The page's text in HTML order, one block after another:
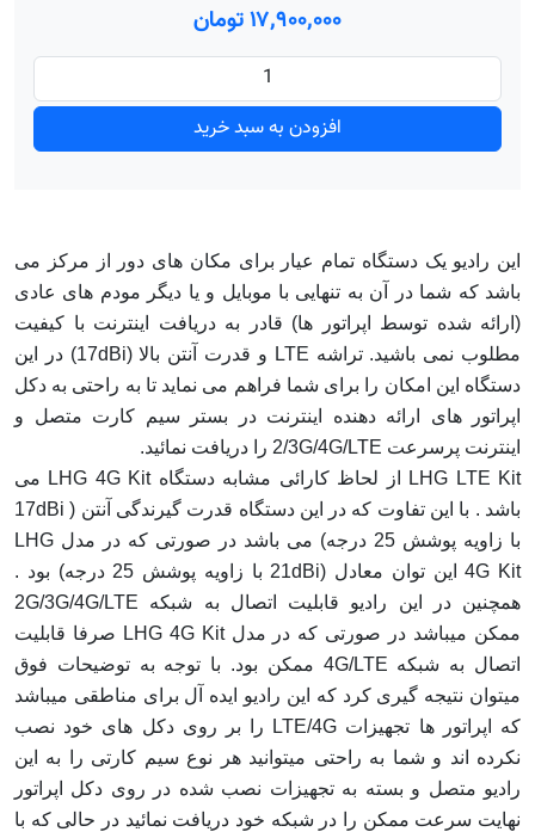
۱۷٬۹۰۰٬۰۰۰ تومان
افزودن به سبد خرید
این رادیو یک دستگاه تمام عیار برای مکان های دور از مرکز می
باشد که شما در آن به تنهایی با موبایل و یا دیگر مودم های عادی
(ارائه شده توسط اپراتور ها) قادر به دریافت اینترنت با کیفیت
مطلوب نمی باشید. تراشه LTE و قدرت آنتن بالا (17dBi) در این
دستگاه این امکان را برای شما فراهم می نماید تا به راحتی به دکل
اپراتور های ارائه دهنده اینترنت در بستر سیم کارت متصل و
اینترنت پرسرعت 2/3G/4G/LTE را دریافت نمائید.
LHG LTE Kit از لحاظ کارائی مشابه دستگاه LHG 4G Kit می
باشد . با این تفاوت که در این دستگاه قدرت گیرندگی آنتن ( 17dBi
با زاویه پوشش 25 درجه) می باشد در صورتی که در مدل LHG
4G Kit این توان معادل (21dBi با زاویه پوشش 25 درجه) بود .
همچنین در این رادیو قابلیت اتصال به شبکه 2G/3G/4G/LTE
ممکن میباشد در صورتی که در مدل LHG 4G Kit صرفا قابلیت
اتصال به شبکه 4G/LTE ممکن بود. با توجه به توضیحات فوق
میتوان نتیجه گیری کرد که این رادیو ایده آل برای مناطقی میباشد
که اپراتور ها تجهیزات LTE/4G را بر روی دکل های خود نصب
نکرده اند و شما به راحتی میتوانید هر نوع سیم کارتی را به این
رادیو متصل و بسته به تجهیزات نصب شده در روی دکل اپراتور
نهایت سرعت ممکن را در شبکه خود دریافت نمائید در حالی که با